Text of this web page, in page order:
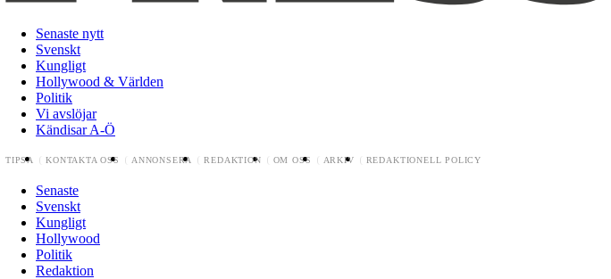
Senaste nytt
Svenskt
Kungligt
Hollywood & Världen
Politik
Vi avslöjar
Kändisar A-Ö
TIPSA KONTAKTA OSS ANNONSERA REDAKTION OM OSS ARKIV REDAKTIONELL POLICY
Senaste
Svenskt
Kungligt
Hollywood
Politik
Redaktion